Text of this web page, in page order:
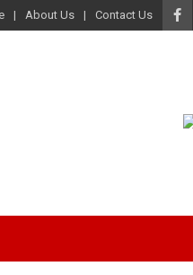
About Us Contact Us